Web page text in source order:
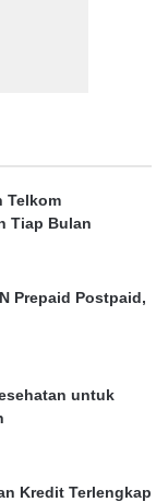
Telkom
Tiap Bulan
Prepaid Postpaid,
untuk
Kredit Terlengkap